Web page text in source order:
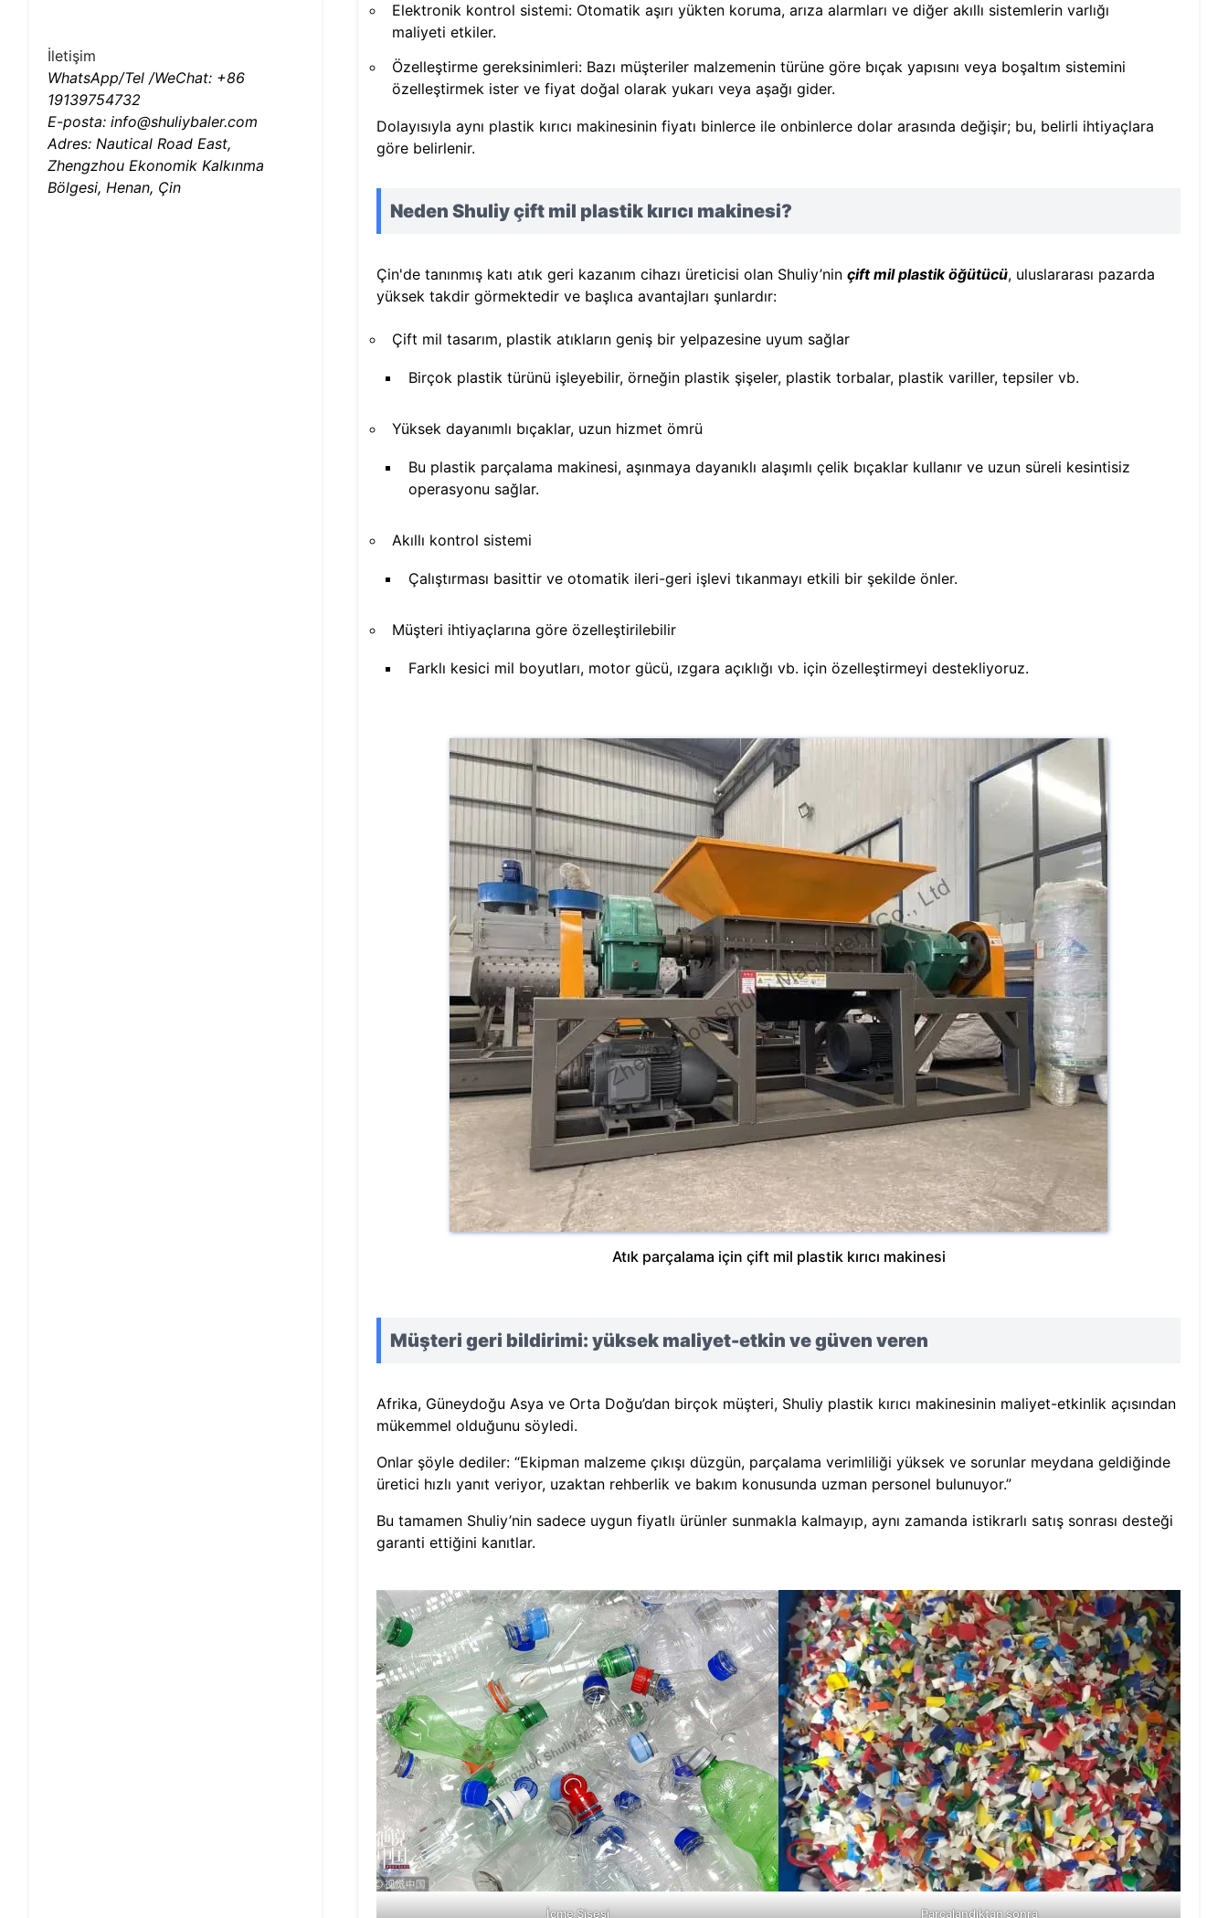
İletişim
WhatsApp/Tel /WeChat: +86
19139754732
E-posta: info@shuliybaler.com
Adres: Nautical Road East,
Zhengzhou Ekonomik Kalkınma
Bölgesi, Henan, Çin
Elektronik kontrol sistemi: Otomatik aşırı yükten koruma, arıza alarmları ve diğer akıllı sistemlerin varlığı
maliyeti etkiler.
Özelleştirme gereksinimleri: Bazı müşteriler malzemenin türüne göre bıçak yapısını veya boşaltım sistemini
özelleştirmek ister ve fiyat doğal olarak yukarı veya aşağı gider.
Dolayısıyla aynı plastik kırıcı makinesinin fiyatı binlerce ile onbinlerce dolar arasında değişir; bu, belirli ihtiyaçlara
göre belirlenir.
Neden Shuliy çift mil plastik kırıcı makinesi?
Çin'de tanınmış katı atık geri kazanım cihazı üreticisi olan Shuliy’nin çift mil plastik öğütücü, uluslararası pazarda
yüksek takdir görmektedir ve başlıca avantajları şunlardır:
Çift mil tasarım, plastik atıkların geniş bir yelpazesine uyum sağlar
Birçok plastik türünü işleyebilir, örneğin plastik şişeler, plastik torbalar, plastik variller, tepsiler vb.
Yüksek dayanımlı bıçaklar, uzun hizmet ömrü
Bu plastik parçalama makinesi, aşınmaya dayanıklı alaşımlı çelik bıçaklar kullanır ve uzun süreli kesintisiz
operasyonu sağlar.
Akıllı kontrol sistemi
Çalıştırması basittir ve otomatik ileri-geri işlevi tıkanmayı etkili bir şekilde önler.
Müşteri ihtiyaçlarına göre özelleştirilebilir
Farklı kesici mil boyutları, motor gücü, ızgara açıklığı vb. için özelleştirmeyi destekliyoruz.
Atık parçalama için çift mil plastik kırıcı makinesi
Müşteri geri bildirimi: yüksek maliyet-etkin ve güven veren
Afrika, Güneydoğu Asya ve Orta Doğu’dan birçok müşteri, Shuliy plastik kırıcı makinesinin maliyet-etkinlik açısından
mükemmel olduğunu söyledi.
Onlar şöyle dediler: “Ekipman malzeme çıkışı düzgün, parçalama verimliliği yüksek ve sorunlar meydana geldiğinde
üretici hızlı yanıt veriyor, uzaktan rehberlik ve bakım konusunda uzman personel bulunuyor.”
Bu tamamen Shuliy’nin sadece uygun fiyatlı ürünler sunmakla kalmayıp, aynı zamanda istikrarlı satış sonrası desteği
garanti ettiğini kanıtlar.
İçme Şişesi Parçalandıktan sonra